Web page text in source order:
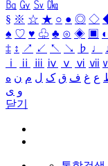
㏃ ㏉ ㏜ ㏆
§ ※ ☆ ★ ○ ● ◎ ◇
♠ ♡ ♥ ♧ ♣ ⊙ ◈ ▣ ◐
‡ ↕ ↗ ↙ ↖ ↘ ♭ ♩
ⅰ
ⅱ ⅲ ⅳ ⅴ ⅵ ⅶ
ع غ ف ق ک ل م ن ه
و ی
닫기